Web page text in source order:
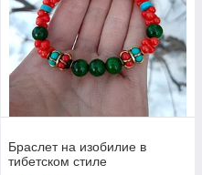
Браслет на изобилие в
тибетском стиле